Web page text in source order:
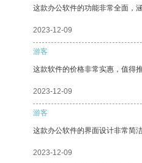
这款办公软件的功能非常全面，
2023-12-09
游客
这款软件的价格非常实惠，值得推
2023-12-09
游客
这款办公软件的界面设计非常简
2023-12-09